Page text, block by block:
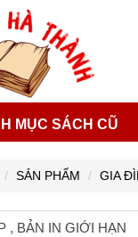
MỤC SÁCH CŨ
SẢN PHẨM GIA
, BẢN IN GIỚI HẠN